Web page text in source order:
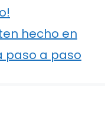
hecho en
paso a paso